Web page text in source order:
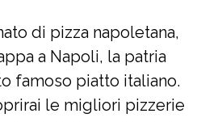
di pizza napoletana,
a Napoli, la patria
famoso piatto italiano.
le migliori pizzerie